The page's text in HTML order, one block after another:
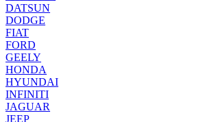
DATSUN
DODGE
FIAT
FORD
GEELY
HONDA
HYUNDAI
INFINITI
JAGUAR
JEEP